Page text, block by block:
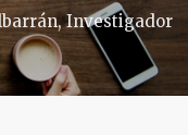
Investigador